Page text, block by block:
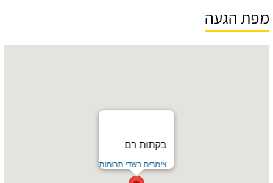
מפת הגעה
בקתות רם
צימרים בשדי תרומות